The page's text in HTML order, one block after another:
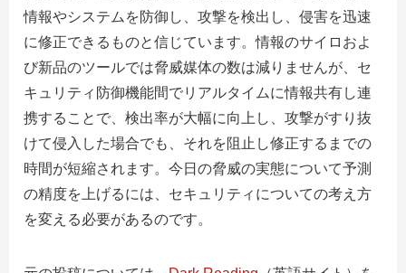
情報やシステムを防御し、攻撃を検出し、侵害を迅速
に修正できるものと信じています。情報のサイロおよ
び新品のツールでは脅威媒体の数は減りませんが、セ
キュリティ防御機能間でリアルタイムに情報共有し連
携することで、検出率が大幅に向上し、攻撃がすり抜
けて侵入した場合でも、それを阻止し修正するまでの
時間が短縮されます。今日の脅威の実態について予測
の精度を上げるには、セキュリティについての考え方
を変える必要があるのです。